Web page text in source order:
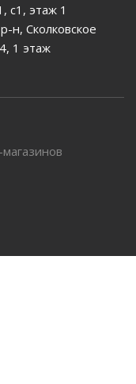
с1, этаж 1
н, Сколковское
1 этаж